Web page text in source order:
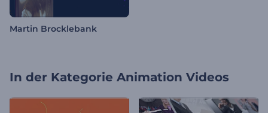
Martin Brocklebank
In der Kategorie Animation Videos